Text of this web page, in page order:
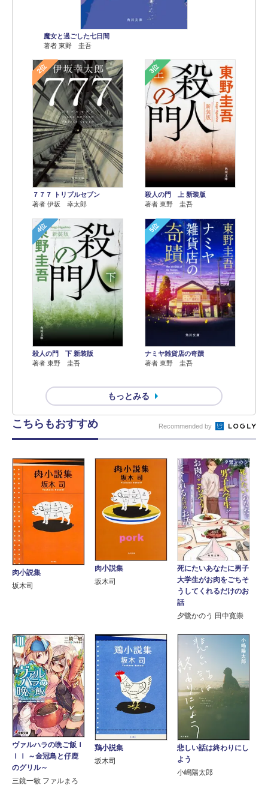
魔女と過ごした七日間
著者 東野 圭吾
2位
７７７ トリプルセブン
著者 伊坂 幸太郎
3位
殺人の門 上 新装版
著者 東野 圭吾
4位
殺人の門 下 新装版
著者 東野 圭吾
5位
ナミヤ雑貨店の奇蹟
著者 東野 圭吾
もっとみる
こちらもおすすめ Recommended by
肉小説集
坂木司
肉小説集
坂木司
死にたいあなたに男子
大学生がお肉をごちそ
うしてくれるだけのお
話
夕鷺かのう 田中寛崇
ヴァルハラの晩ご飯Ｉ
ＩＩ ～金冠鳥と仔鹿
のグリル～
三鏡一敏 ファルまろ
鶏小説集
坂木司
悲しい話は終わりにし
よう
小嶋陽太郎